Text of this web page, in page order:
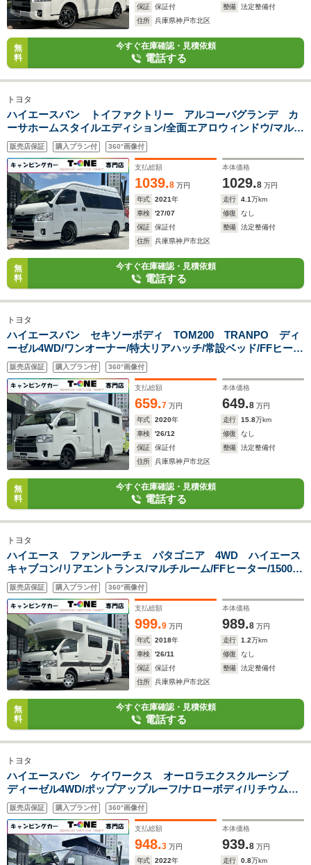
保証 保証付 整備
法定整備付
住所
兵庫県神戸市北区
無
料
今すぐ在庫確認・見積依頼
電話する
トヨタ
ハイエースバン トイファクトリー アルコーバグランデ カ
ーサホームスタイルエディション/全面エアロウィンドウ/マルチ
ルーム/家庭用エアコン/FFヒーター/1500Wインバーター/ツイン
サブBT/エアロソーラー/ナビサブ切替スイッチ/レカロシート/ト
イファクトリー強化足回り/
販売店保証 購入プラン付 360°画像付
支払総額
1039.8 万円
本体価格
1029.8 万円
年式
2021年 走行 4.1万km
車検
'27/07 修復
なし
保証
保証付 整備
法定整備付
住所
兵庫県神戸市北区
無
料
今すぐ在庫確認・見積依頼
電話する
トヨタ
ハイエースバン セキソーボディ TOM200 TRANPO ディ
ーゼル4WD/ワンオーナー/特大リアハッチ/常設ベッド/FFヒータ
ー/電子レンジ/マックスファン/サイドオーニング/サブナビ切替
スイッチ/ツインサブバッテリー/シンク/冷蔵庫/トヨタ先進装備/
ナビ/ETC
販売店保証 購入プラン付 360°画像付
支払総額
659.7 万円
本体価格
649.8 万円
年式
2020年 走行 15.8万km
車検
'26/12 修復
なし
保証
保証付 整備
法定整備付
住所
兵庫県神戸市北区
無
料
今すぐ在庫確認・見積依頼
電話する
トヨタ
ハイエース ファンルーチェ パタゴニア 4WD ハイエース
キャブコン/リアエントランス/マルチルーム/FFヒーター/1500W
インバーター/ツインサブバッテリー/マックスファン/サイドオ
ーニング/リアTV/UIビークルショックアブソーバー/UIビークル
スタビライザー/
販売店保証 購入プラン付 360°画像付
支払総額
999.9 万円
本体価格
989.8 万円
年式
2018年 走行 1.2万km
車検
'26/11 修復
なし
保証
保証付 整備
法定整備付
住所
兵庫県神戸市北区
無
料
今すぐ在庫確認・見積依頼
電話する
トヨタ
ハイエースバン ケイワークス オーロラエクスクルーシブ
ディーゼル4WD/ポップアップルーフ/ナローボディ/リチウムイ
オンバッテリー200Ah/スポットエアコン/FFヒーター/1500Wイ
ンバーター/C-TEK走行充電器/ソーラーパネル/トヨタ先進装備/
ピボット製クルコン/
販売店保証 購入プラン付 360°画像付
支払総額
948.3 万円
本体価格
939.8 万円
年式
2022年 走行 0.8万km